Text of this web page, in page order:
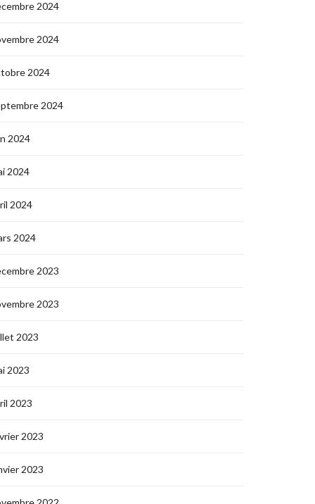
2024
2024
2024
2024
2024
2024
2024
2024
2023
2023
2023
2023
2023
2023
2023